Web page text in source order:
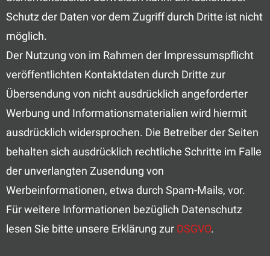
Schutz der Daten vor dem Zugriff durch Dritte ist nicht
möglich.
Der Nutzung von im Rahmen der Impressumspflicht
veröffentlichten Kontaktdaten durch Dritte zur
Übersendung von nicht ausdrücklich angeforderter
Werbung und Informationsmaterialien wird hiermit
ausdrücklich widersprochen. Die Betreiber der Seiten
behalten sich ausdrücklich rechtliche Schritte im Falle
der unverlangten Zusendung von
Werbeinformationen, etwa durch Spam-Mails, vor.
Für weitere Informationen bezüglich Datenschutz
lesen Sie bitte unsere Erklärung zur DSGVO.